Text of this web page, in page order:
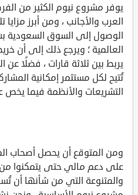
يوفر مشروع نيوم الكثير من
العرب والأجانب ، ومن أبرز
الوصول إلى السوق السعودية
العالمية ؛ ويرجع ذلك إلى أن
يربط بين ثلاثة قارات ، فضلًا عن
تُتيح لكل مستثمر إمكانية
التشريعات والأنظمة فيما يخص
ومن المتوقع أن يحصل أصحاب
على دعم مالي حتى يتمكنوا من
والمتنوعة التي من شأنها